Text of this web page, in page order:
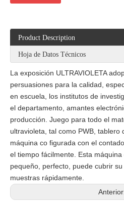
Product Description
Hoja de Datos Técnicos
La exposición ULTRAVIOLETA
persuasiones para la calidad,
en escuela, los institutos de
el departamento, amantes
producción. Juego para todo el
ultravioleta, tal como PWB, tablero
máquina co figurada con el
el tiempo fácilmente. Esta
pequeño, perfecto, puede cubrir
muestras rápidamente.